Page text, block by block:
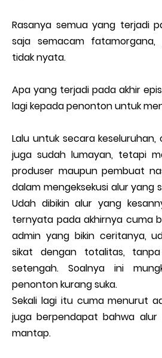
Rasanya semua yang terjadi
saja semacam
tidak nyata.
Apa yang terjadi pada akhir
lagi kepada penonton untuk
Lalu untuk secara
juga sudah lumayan, tetapi
produser maupun pembuat
dalam mengeksekusi alur yang
Udah dibikin alur yang
ternyata pada akhirnya cuma
admin yang bikin ceritanya,
sikat dengan totalitas,
setengah. Soalnya ini
penonton kurang suka.
Sekali lagi itu cuma menurut
juga berpendapat bahwa alur
mantap.